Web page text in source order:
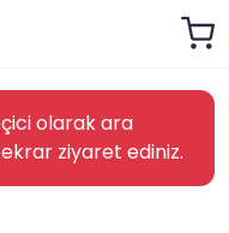
olarak ara
ziyaret ediniz.